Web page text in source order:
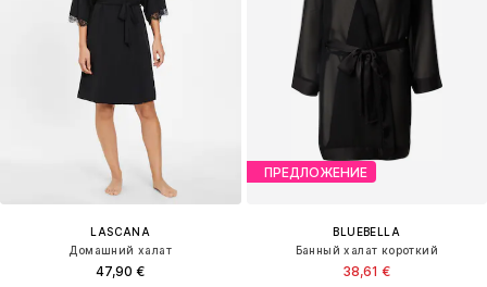
LASCANA
Домашний халат
47,90 €
ПРЕДЛОЖЕНИЕ
BLUEBELLA
Банный халат короткий
38,61 €